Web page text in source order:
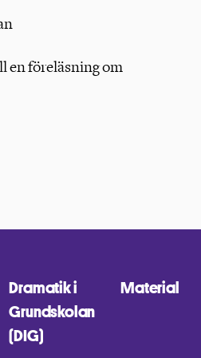
en föreläsning om
Dramatik i
Grundskolan
(DIG)
Material